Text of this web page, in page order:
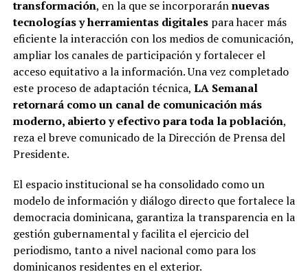
transformación, en la que se incorporaránnuevas
tecnologías y herramientas digitalespara hacer más
eficiente la interacción con los medios de comunicación,
ampliar los canales de participación y fortalecer el
acceso equitativo a la información. Una vez completado
este proceso de adaptación técnica, LA Semanal
retornará como un canal de comunicación más
moderno, abierto y efectivo para toda la población,
reza el breve comunicado de la Dirección de Prensa del
Presidente.
El espacio institucional se ha consolidado como un
modelo de información y diálogo directo que fortalece la
democracia dominicana, garantiza la transparencia en la
gestión gubernamental y facilita el ejercicio del
periodismo, tanto a nivel nacional como para los
dominicanos residentes en el exterior.